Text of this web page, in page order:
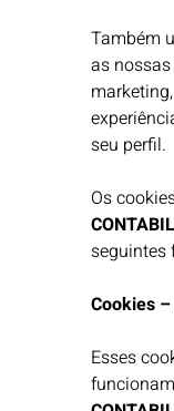
Também
as
seu perfil. ​
Os
seguintes
Cookies
Esses